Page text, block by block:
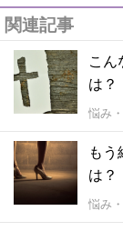
関連記事
こ
は？
悩み
も
は？
悩み